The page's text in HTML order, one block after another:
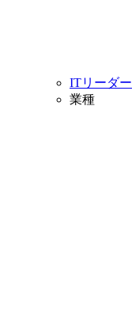
ITリーダー
業種